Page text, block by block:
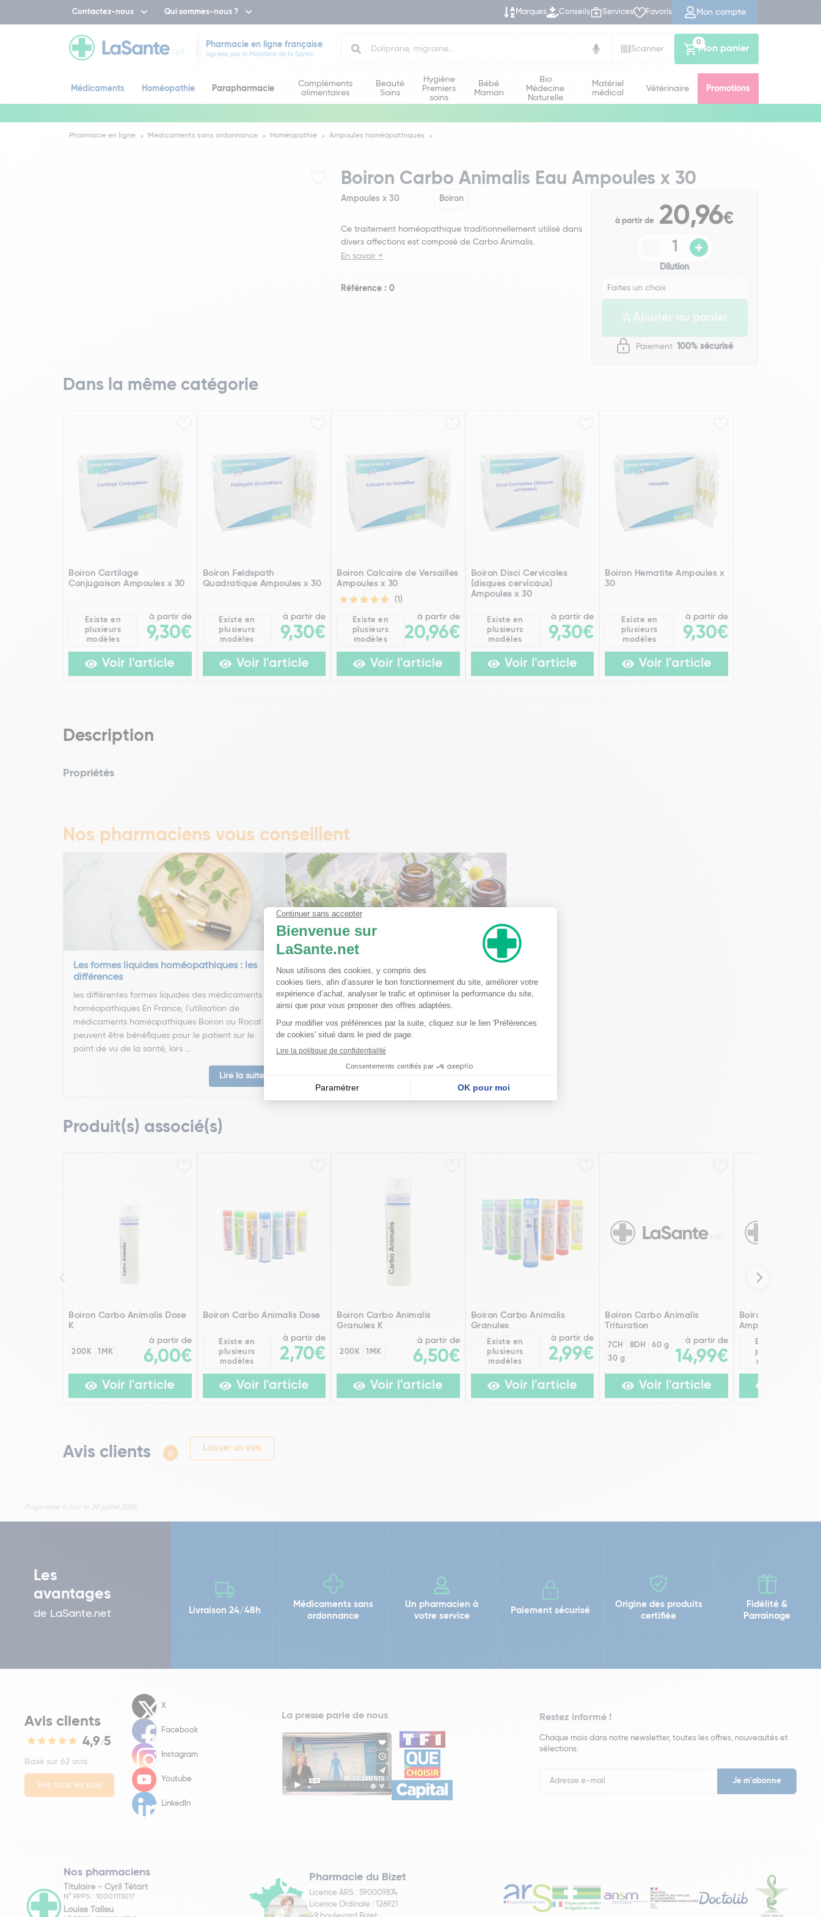
Contactez-nous Qui sommes-nous ? Marques Conseils Services Favoris Mon compte
Pharmacie en ligne française
agréée par le Ministère de la Santé
Scanner
Mon panier
0
Médicaments Homéopathie Parapharmacie
Compléments
alimentaires
Beauté
Soins
Hygiène
Premiers
soins
Bébé
Maman
Bio
Médecine
Naturelle
Matériel
médical
Vétérinaire Promotions
Pharmacie en ligne Médicaments sans ordonnance Homéopathie Ampoules homéopathiques
Boiron Carbo Animalis Eau Ampoules x 30
Ampoules x 30 Boiron
Ce traitement homéopathique traditionnellement utilisé dans
divers affections est composé de Carbo Animalis.
En savoir +
Référence : 0
à partir de 20,96€
Dilution
Ajouter au panier
Paiement 100% sécurisé
Dans la même catégorie
Boiron Cartilage
Conjugaison Ampoules x 30
Existe en
plusieurs
modèles
à partir de
9,30€
Voir l'article
Boiron Feldspath
Quadratique Ampoules x 30
Existe en
plusieurs
modèles
à partir de
9,30€
Voir l'article
Boiron Calcaire de Versailles
Ampoules x 30
(1)
Existe en
plusieurs
modèles
à partir de
20,96€
Voir l'article
Boiron Disci Cervicales
(disques cervicaux)
Ampoules x 30
Existe en
plusieurs
modèles
à partir de
9,30€
Voir l'article
Boiron Hematite Ampoules x
30
Existe en
plusieurs
modèles
à partir de
9,30€
Voir l'article
Description
Propriétés
Nos pharmaciens vous conseillent
Les formes liquides homéopathiques : les
différences
les différentes formes liquides des médicaments
homéopathiques En France, l'utilisation de
médicaments homéopathiques Boiron ou Rocal
peuvent être bénéfiques pour le patient sur le
point de vu de la santé, lors ...
Lire la suite
Ma trousse à pharmacie homéopathique
Ceci est un petit guide pratique des traitements
homéopathiques à avoir chez soi ! L'homéopathie
est une disciple à part entière dans l'arsenal
thérapeutique. Celle-ci est basée sur le principe
qu'une ...
Produit(s) associé(s)
Boiron Carbo Animalis Dose
K
200K 1MK
à partir de
6,00€
Voir l'article
Boiron Carbo Animalis Dose
Existe en
plusieurs
modèles
à partir de
2,70€
Voir l'article
Boiron Carbo Animalis
Granules K
200K 1MK
à partir de
6,50€
Voir l'article
Boiron Carbo Animalis
Granules
Existe en
plusieurs
modèles
à partir de
2,99€
Voir l'article
Boiron Carbo Animalis
Trituration
7CH 8DH
60 g
30 g
à partir de
14,99€
Voir l'article
Boiron Carbo
Ampoules x 30
Existe en
plusieurs
modèles
Avis clients 0
Laisser un avis
Page mise à jour le 30 juillet 2026
Les
avantages
de LaSante.net Livraison 24/48h
Médicaments sans
ordonnance
Un pharmacien à
votre service
Paiement sécurisé
Origine des produits
certifiée
Fidélité &
Parrainage
Avis clients
4,9/5
Basé sur 62 avis.
Voir tous les avis
X
Facebook
Instagram
Youtube
LinkedIn
La presse parle de nous Restez informé !
Chaque mois dans notre newsletter, toutes les offres, nouveautés et
sélections.
Newsletter
Nos pharmaciens
Titulaire - Cyril Tétart
N° RPPS : 10001113017
Louise Talleu
Pharmacie du Bizet
Licence ARS : 590009874
Licence Ordinale : 126921